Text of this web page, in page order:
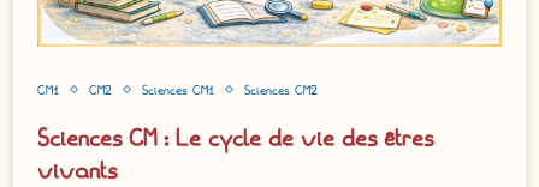
CM1 CM2 Sciences CM1 Sciences CM2
Sciences CM : Le cycle de vie des êtres
vivants